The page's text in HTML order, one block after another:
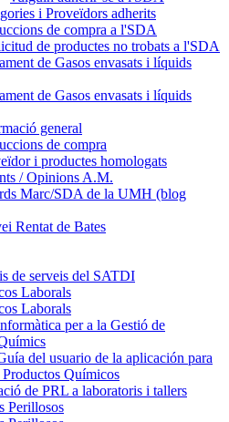
i Proveïdors adherits
de compra a l'SDA
de productes no trobats a l'SDA
de Gasos envasats i líquids
de Gasos envasats i líquids
general
de compra
i productes homologats
/ Opinions A.M.
Marc/SDA de la UMH (blog
Rentat de Bates
de serveis del SATDI
Laborals
Laborals
per a la Gestió de
del usuario de la aplicación para
Químicos
de PRL a laboratoris i tallers
Perillosos